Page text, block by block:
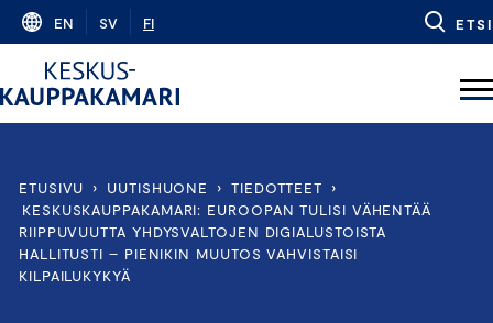
Skip
content
EN SV FI ETSI
ETUSIVU › UUTISHUONE › TIEDOTTEET
›
KESKUSKAUPPAKAMARI: EUROOPAN TULISI VÄHENTÄÄ
RIIPPUVUUTTA YHDYSVALTOJEN DIGIALUSTOISTA
HALLITUSTI – PIENIKIN MUUTOS VAHVISTAISI
KILPAILUKYKYÄ